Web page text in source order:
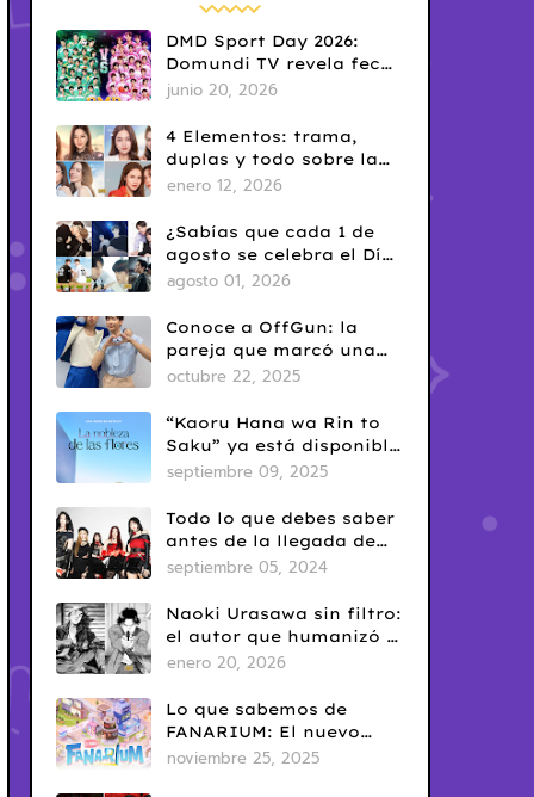
DMD Sport Day 2026:
Domundi TV revela fecha
y temática
junio 20, 2026
4 Elementos: trama,
duplas y todo sobre la
saga GL antes de su
enero 12, 2026
¿Sabías que cada 1 de
agosto se celebra el Día
del Yaoi? Así nació una
conocidas del fandom
BL
agosto 01, 2026
Conoce a OffGun: la
pareja que marcó una
era en el BL tailandés
octubre 22, 2025
“Kaoru Hana wa Rin to
Saku” ya está disponible
en Netflix: romance
clásico
septiembre 09, 2025
Todo lo que debes saber
antes de la llegada de
ARTMS a Latinoamérica
septiembre 05, 2024
Naoki Urasawa sin filtro:
el autor que humanizó el
mal
enero 20, 2026
Lo que sabemos de
FANARIUM: El nuevo
juego para celular de
noviembre 25, 2025